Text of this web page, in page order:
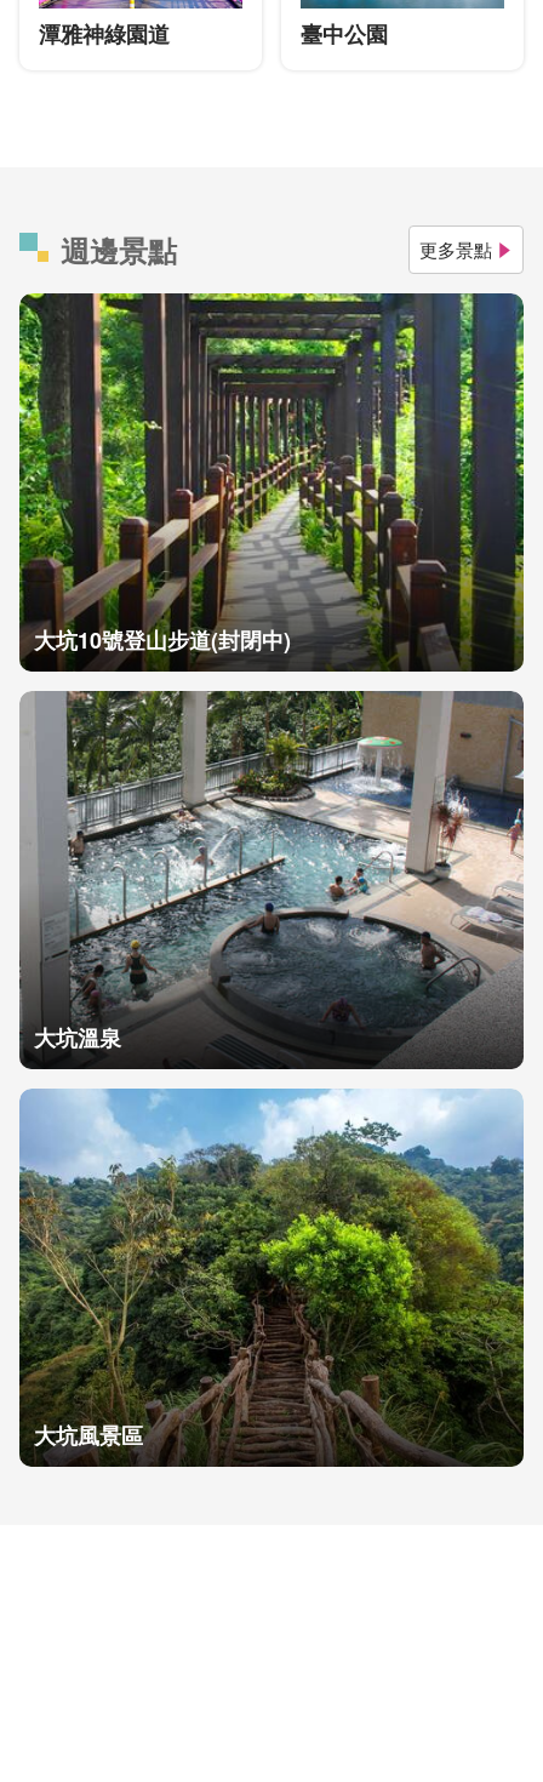
潭雅神綠園道 臺中公園
週邊景點 更多景點
大坑10號登山步道(封閉中)
大坑溫泉
大坑風景區